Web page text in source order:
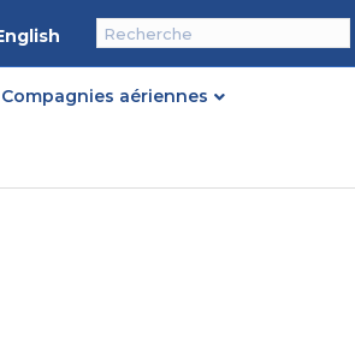
Compagnies aériennes